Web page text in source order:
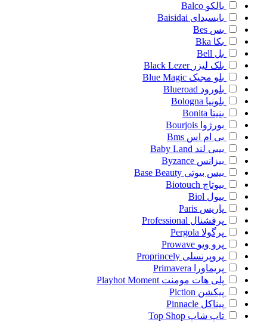
بالکو Balco
بایسیدای Baisidai
بس Bes
بکا Bka
بل Bell
بلک لیزر Black Lezer
بلو مجیک Blue Magic
بلورود Blueroad
بلونیا Bologna
بنیتا Bonita
بورژوا Bourjois
بی ام اس Bms
بیبی لند Baby Land
بیزانس Byzance
بیس بیوتی Base Beauty
بیوتاچ Biotouch
بیول Biol
پاریس Paris
پرفشنال Professional
پرگولا Pergola
پرو ویو Prowave
پروپرنسلی Proprincely
پریماورا
Primavera
پلی هات مومنت Playhot Moment
پیکشن Piction
پیناکل Pinnacle
تاپ شاپ Top Shop